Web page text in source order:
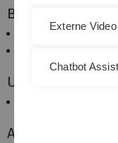
Betreuung
Dozent:Prof. Dr.
Umfang
Anerkennung
Externe
Chatbot